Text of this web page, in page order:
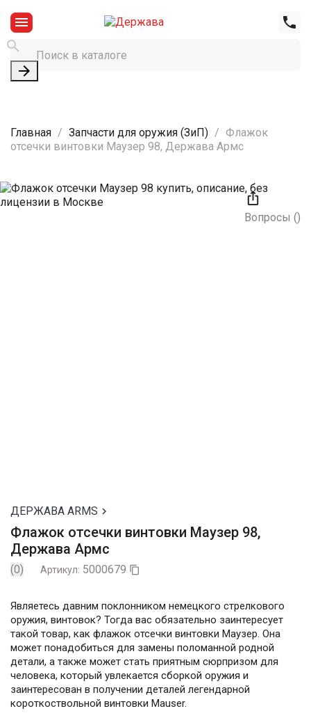




Главная Запчасти для оружия (ЗиП)
Флажок
отсечки винтовки Маузер 98, Держава Армс

Вопросы ()
ДЕРЖАВА ARMS 
Флажок отсечки винтовки Маузер 98,
Держава Армс
(0) Артикул: 5000679 
Являетесь давним поклонником немецкого стрелкового
оружия, винтовок? Тогда вас обязательно заинтересует
такой товар, как флажок отсечки винтовки Маузер. Она
может понадобиться для замены поломанной родной
детали, а также может стать приятным сюрпризом для
человека, который увлекается сборкой оружия и
заинтересован в получении деталей легендарной
короткоствольной винтовки Mauser.